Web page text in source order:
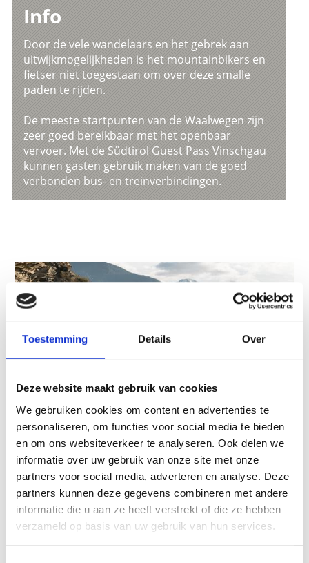
Toestemming Details Over
Deze website maakt gebruik van cookies
We gebruiken cookies om content en advertenties te
personaliseren, om functies voor social media te bieden
en om ons websiteverkeer te analyseren. Ook delen we
informatie over uw gebruik van onze site met onze
partners voor social media, adverteren en analyse. Deze
partners kunnen deze gegevens combineren met andere
informatie die u aan ze heeft verstrekt of die ze hebben
verzameld op basis van uw gebruik van hun services.
Info
Door de vele wandelaars en het gebrek aan
uitwijkmogelijkheden is het mountainbikers en
fietser niet toegestaan om over deze smalle
paden te rijden.
De meeste startpunten van de Waalwegen zijn
zeer goed bereikbaar met het openbaar
vervoer. Met de Südtirol Guest Pass Vinschgau
kunnen gasten gebruik maken van de goed
verbonden bus- en treinverbindingen.
IRRIGATION CHANNEL PATH "FRAUWAAL"
path no. 9, 1
2:30 h
234 hm
9,3 km